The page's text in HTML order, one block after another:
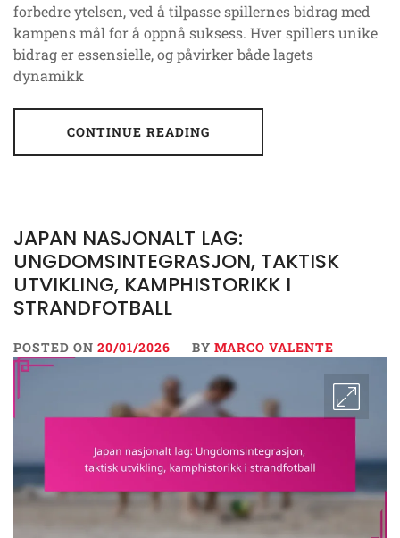
forbedre ytelsen, ved å tilpasse spillernes bidrag med
kampens mål for å oppnå suksess. Hver spillers unike
bidrag er essensielle, og påvirker både lagets
dynamikk
CONTINUE READING
JAPAN NASJONALT LAG:
UNGDOMSINTEGRASJON, TAKTISK
UTVIKLING, KAMPHISTORIKK I
STRANDFOTBALL
POSTED ON 20/01/2026 BY MARCO VALENTE